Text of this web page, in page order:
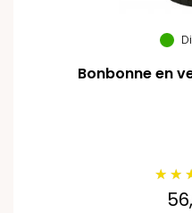
Bonbonne en